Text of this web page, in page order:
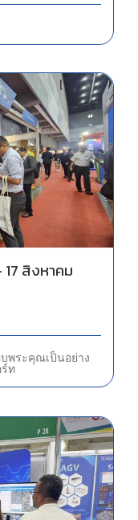
สิงหาคม
บพระคุณเป็นอย่าง
ร์ท